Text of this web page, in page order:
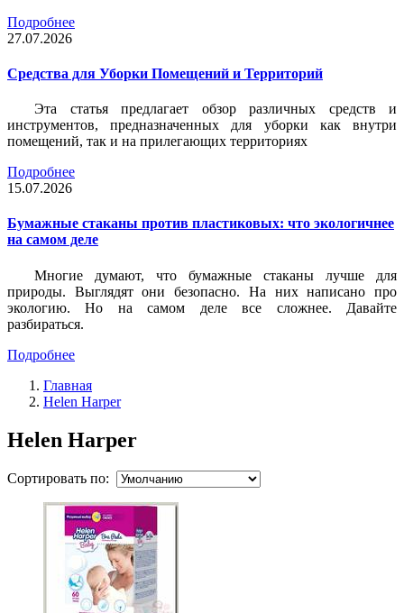
Подробнее
27.07.2026
Средства для Уборки Помещений и Территорий
Эта статья предлагает обзор различных средств и
инструментов, предназначенных для уборки как внутри
помещений, так и на прилегающих территориях
Подробнее
15.07.2026
Бумажные стаканы против пластиковых: что экологичнее
на самом деле
Многие думают, что бумажные стаканы лучше для
природы. Выглядят они безопасно. На них написано про
экологию. Но на самом деле все сложнее. Давайте
разбираться.
Подробнее
Главная
Helen Harper
Helen Harper
Сортировать по: